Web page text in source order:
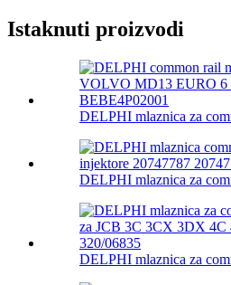
Istaknuti proizvodi
DELPHI mlaznica za
DELPHI mlaznica za
DELPHI mlaznica za